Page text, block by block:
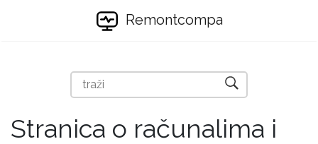
Remontcompa
Stranica o računalima i